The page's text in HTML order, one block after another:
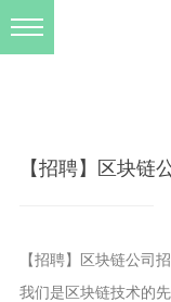
【招聘】区块链
【招聘】区块链公司
我们是区块链技术的